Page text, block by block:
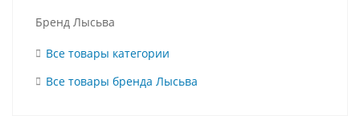
Бренд Лысьва
Все товары категории
Все товары бренда Лысьва